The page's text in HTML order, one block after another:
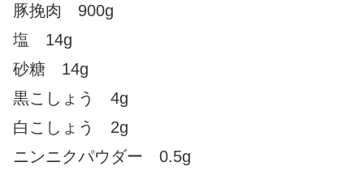
豚挽肉 900g
塩 14g
砂糖 14g
黒こしょう 4g
白こしょう 2g
ニンニクパウダー 0.5g